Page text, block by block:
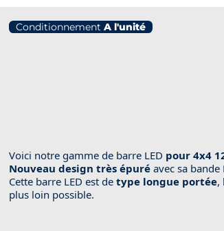
Conditionnement A l'unité
Voici notre gamme de barre LED pour 4x4
Nouveau design très épuréavec sa bande
Cette barre LED est de type longue portée,
plus loin possible.